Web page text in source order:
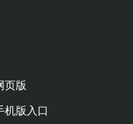
页版
机版入口